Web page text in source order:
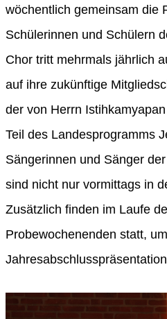
wöchentlich gemeinsam die
Schülerinnen und Schülern
Chor tritt mehrmals jährlich
auf ihre zukünftige
der von Herrn
Teil des Landesprogramms
Sängerinnen und Sänger
sind nicht nur vormittags in
Zusätzlich finden im Laufe
Probewochenenden statt,